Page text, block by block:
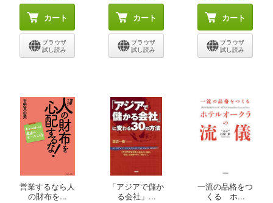
カート
ブラウザ
試し読み
カート
ブラウザ
試し読み
カート
ブラウザ
試し読み
営業するなら人
の財布を...
「アジアで儲か
る会社」...
一流の品格をつ
くる ホ...